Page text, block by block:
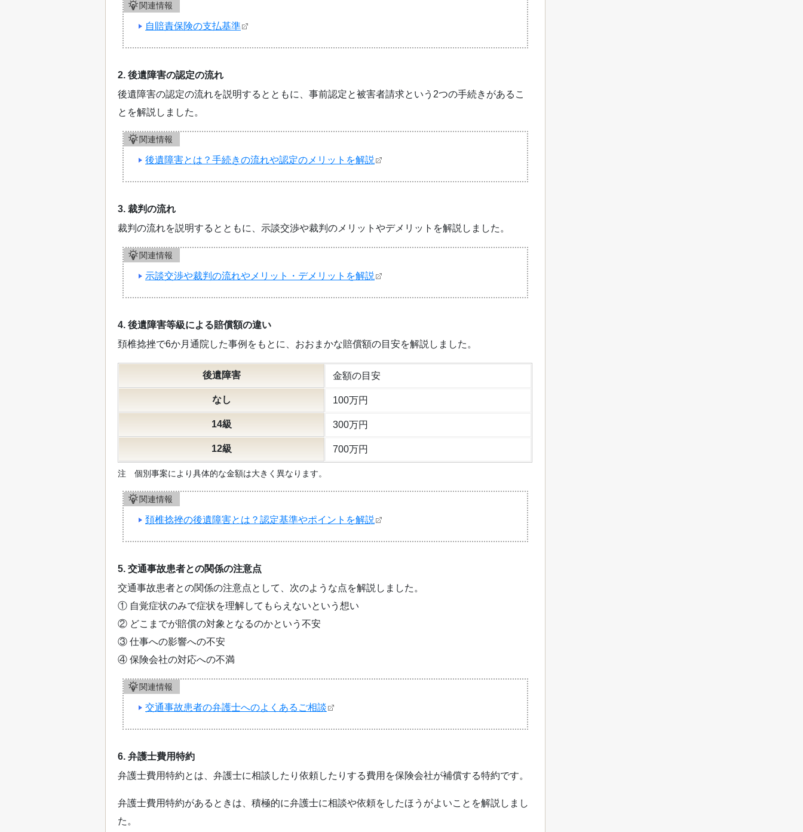
関連情報
自賠責保険の支払基準
2. 後遺障害の認定の流れ
後遺障害の認定の流れを説明するとともに、事前認定と被害者請求という2つの手続きがあるこ
とを解説しました。
関連情報
後遺障害とは？手続きの流れや認定のメリットを解説
3. 裁判の流れ
裁判の流れを説明するとともに、示談交渉や裁判のメリットやデメリットを解説しました。
関連情報
示談交渉や裁判の流れやメリット・デメリットを解説
4. 後遺障害等級による賠償額の違い
頚椎捻挫で6か月通院した事例をもとに、おおまかな賠償額の目安を解説しました。
後遺障害 金額の目安
なし 100万円
14級 300万円
12級 700万円
注 個別事案により具体的な金額は大きく異なります。
関連情報
頚椎捻挫の後遺障害とは？認定基準やポイントを解説
5. 交通事故患者との関係の注意点
交通事故患者との関係の注意点として、次のような点を解説しました。
① 自覚症状のみで症状を理解してもらえないという想い
② どこまでが賠償の対象となるのかという不安
③ 仕事への影響への不安
④ 保険会社の対応への不満
関連情報
交通事故患者の弁護士へのよくあるご相談
6. 弁護士費用特約
弁護士費用特約とは、弁護士に相談したり依頼したりする費用を保険会社が補償する特約です。
弁護士費用特約があるときは、積極的に弁護士に相談や依頼をしたほうがよいことを解説しまし
た。